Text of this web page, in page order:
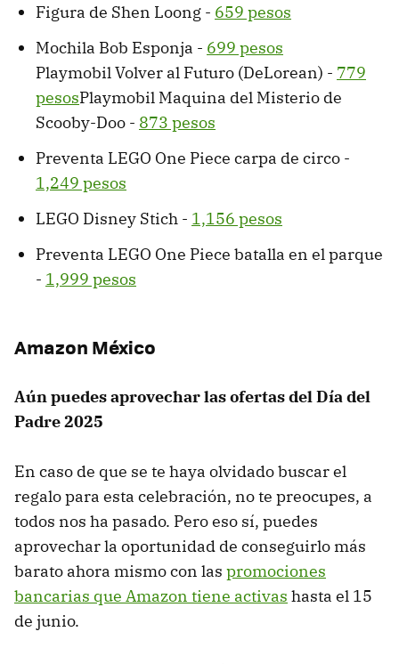
Figura de Shen Loong - 659 pesos
Mochila Bob Esponja - 699 pesos
Playmobil Volver al Futuro (DeLorean) - 779
pesosPlaymobil Maquina del Misterio de
Scooby-Doo - 873 pesos
Preventa LEGO One Piece carpa de circo -
1,249 pesos
LEGO Disney Stich - 1,156 pesos
Preventa LEGO One Piece batalla en el parque
- 1,999 pesos
Amazon México
Aún puedes aprovechar las ofertas del Día del
Padre 2025
En caso de que se te haya olvidado buscar el
regalo para esta celebración, no te preocupes, a
todos nos ha pasado. Pero eso sí, puedes
aprovechar la oportunidad de conseguirlo más
barato ahora mismo con las promociones
bancarias que Amazon tiene activas hasta el 15
de junio.